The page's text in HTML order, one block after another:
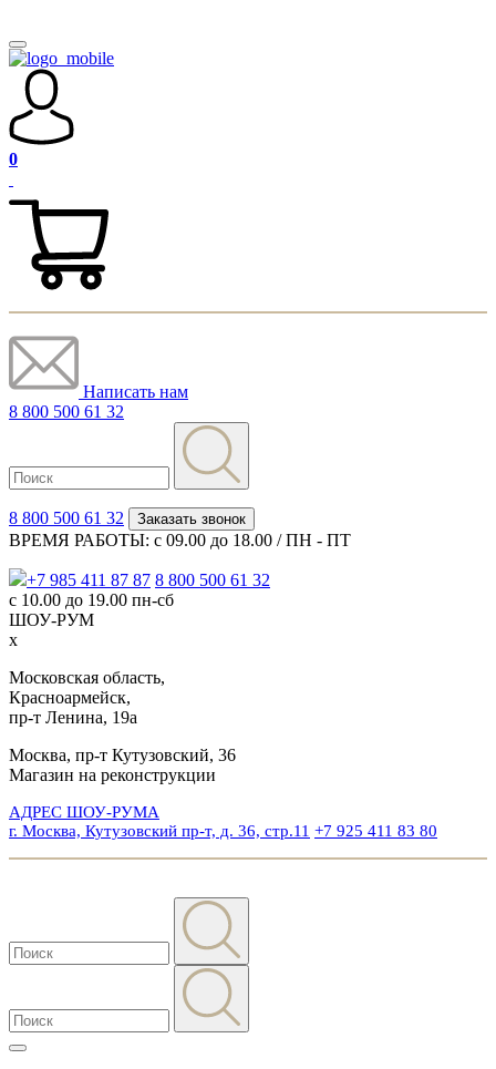
0
Написать нам
8 800 500 61 32
8 800 500 61 32 Заказать звонок
ВРЕМЯ РАБОТЫ: с 09.00 до 18.00 / ПН - ПТ
+7 985 411 87 87 8 800 500 61 32
с 10.00 до 19.00 пн-сб
ШОУ-РУМ
x
Московская область,
Красноармейск,
пр-т Ленина, 19а
Москва, пр-т Кутузовский, 36
Магазин на реконструкции
АДРЕС ШОУ-РУМА
г. Москва, Кутузовский пр-т, д. 36, стр.11 +7 925 411 83 80